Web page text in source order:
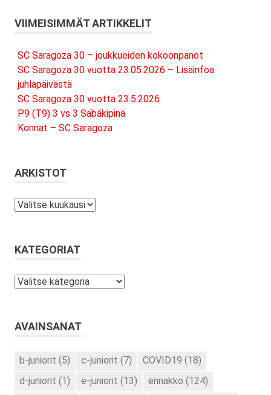
VIIMEISIMMÄT ARTIKKELIT
SC Saragoza 30 – joukkueiden kokoonpanot
SC Saragoza 30 vuotta 23.05.2026 – Lisäinfoa
juhlapäivästä
SC Saragoza 30 vuotta 23.5.2026
P9 (T9) 3 vs 3 Säbäkipinä
Konnat – SC Saragoza
ARKISTOT
Arkistot
KATEGORIAT
Kategoriat
AVAINSANAT
b-juniorit (5) c-juniorit (7) COVID19 (18)
d-juniorit (1) e-juniorit (13) ennakko (124)